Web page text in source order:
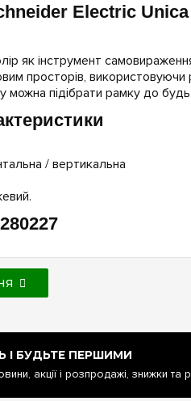
Electric
як інструмент
просторів,
можна підібрати рамку до
/ вертикальна
І БУДЬТЕ ПЕРШИМИ
акції і розпродажі, знижки та